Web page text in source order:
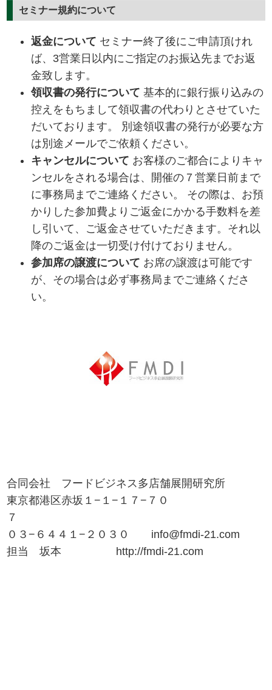
セミナー規約について
返金について セミナー終了後にご申請頂けれ
ば、3営業日以内にご指定のお振込先までお返
金致します。
領収書の発行について 基本的に銀行振り込みの
控えをもちまして領収書の代わりとさせていた
だいております。 別途領収書の発行が必要な方
は別途メールでご依頼ください。
キャンセルについて お客様のご都合によりキャ
ンセルをされる場合は、開催の７営業日前まで
に事務局までご連絡ください。 その際は、お預
かりした参加費よりご返金にかかる手数料を差
し引いて、ご返金させていただきます。それ以
降のご返金は一切受け付けておりません。
参加席の譲渡について お席の譲渡は可能です
が、その場合は必ず事務局までご連絡くださ
い。
合同会社 フードビジネス多店舗展開研究所
東京都港区赤坂１−１−１７−７０
７
０３−６４４１−２０３０ info@fmdi-21.com
担当 坂本 http://fmdi-21.com